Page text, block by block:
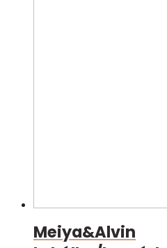
Meiya&Alvin